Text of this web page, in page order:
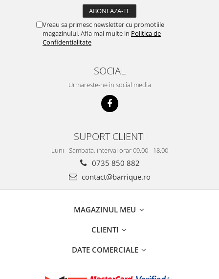
Vreau sa primesc newsletter cu promotiile
magazinului. Afla mai multe in Politica de
Confidentialitate
SOCIAL
Urmareste-ne in social media
SUPORT CLIENTI
Luni - Sambata, interval orar 09.00 - 18.00
0735 850 882
contact@barrique.ro
MAGAZINUL MEU
CLIENTI
DATE COMERCIALE